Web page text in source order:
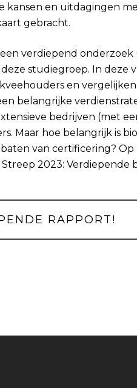
kansen en uitdagingen
gebracht.
verdiepend
studiegroep. In deze
en
belangrijke
bedrijven (met
Maar hoe belangrijk is
van certificering?
2023: Verdiepende
RAPPORT!